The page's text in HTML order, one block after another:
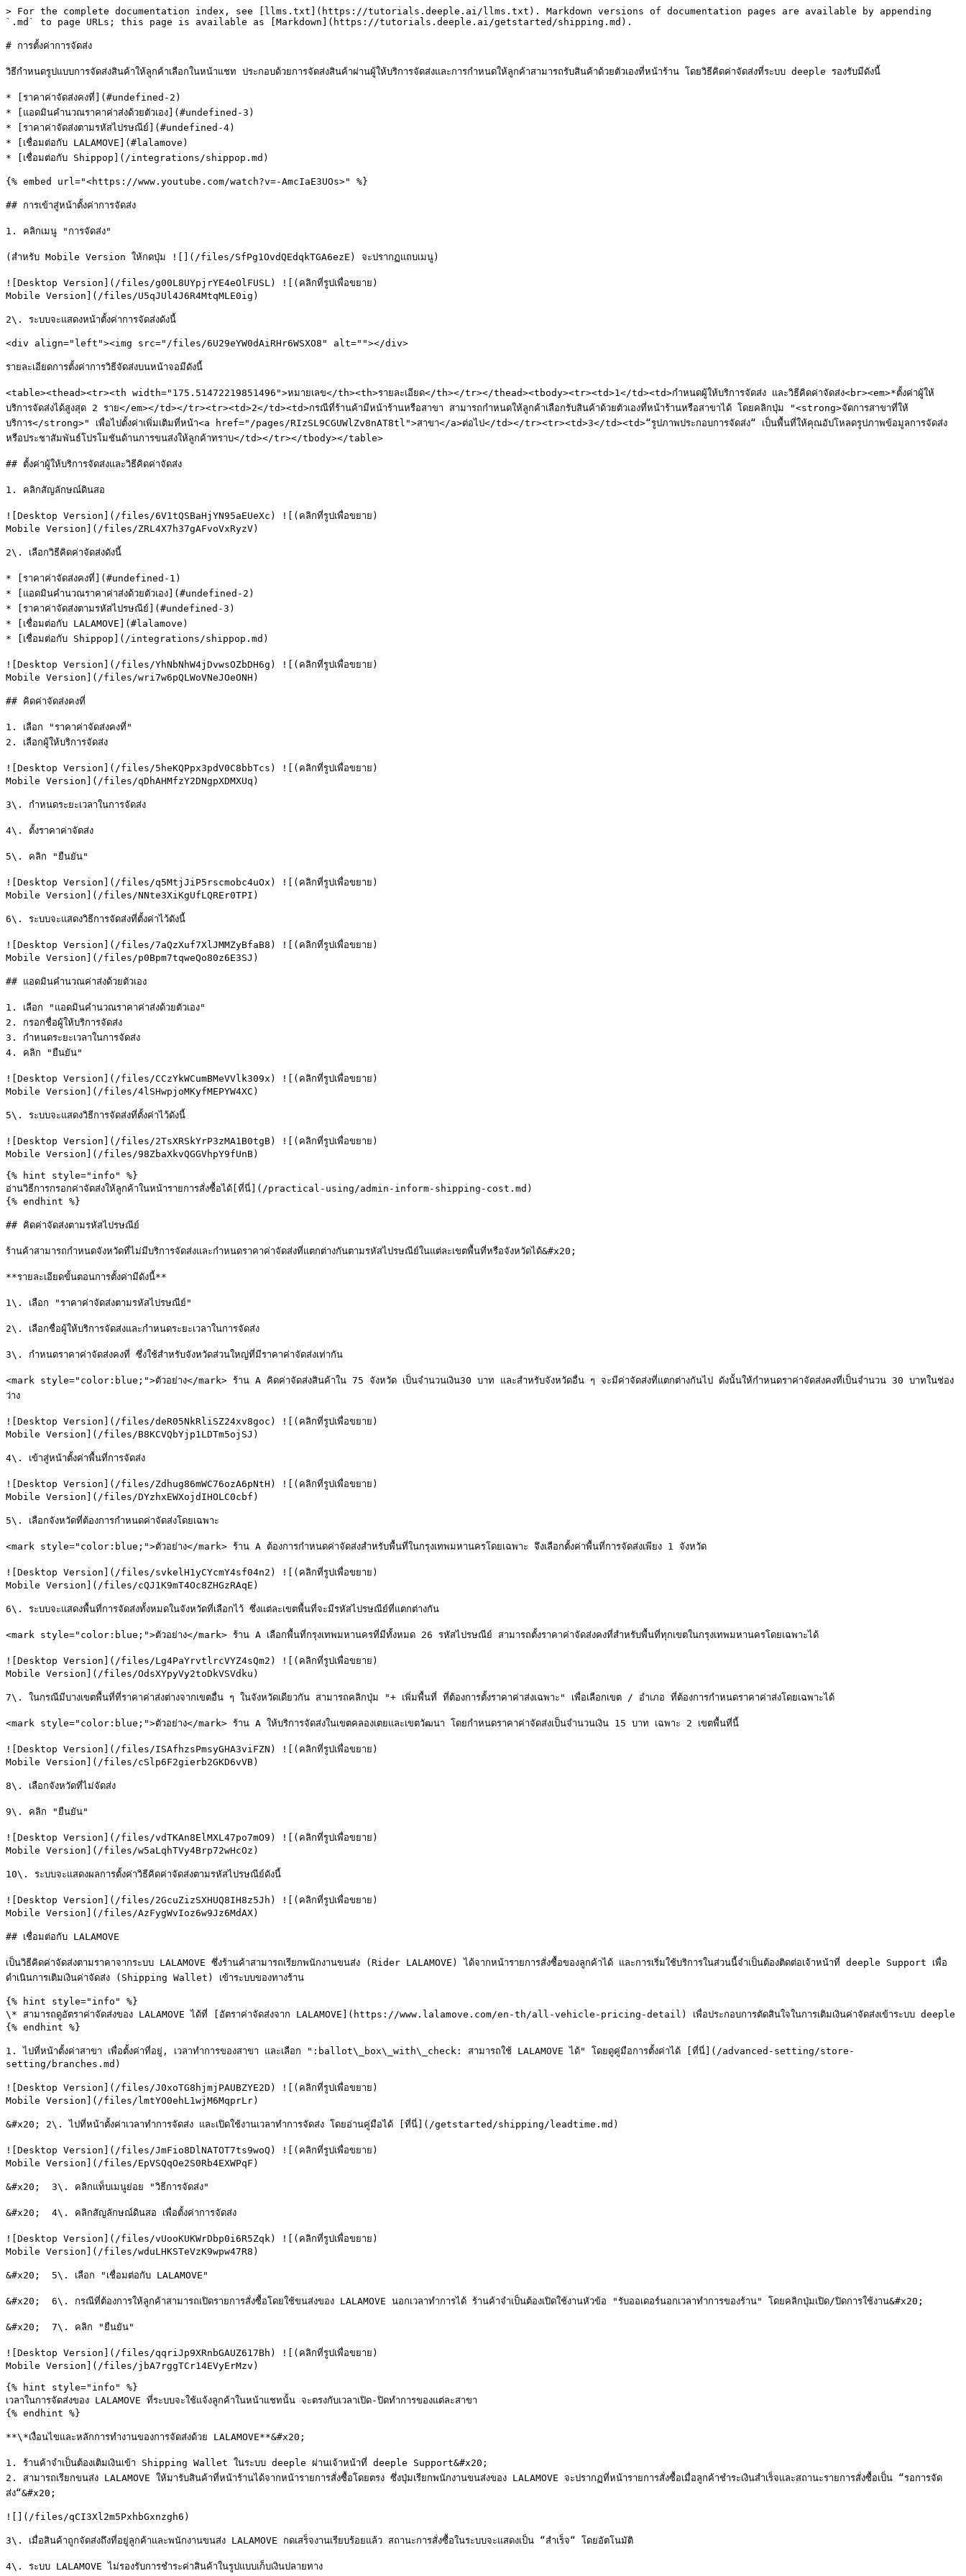
> For the complete documentation index, see [llms.txt](https://tutorials.deeple.ai/llms.txt). Markdown versions of documentation pages are available by appending
`.md` to page URLs; this page is available as [Markdown](https://tutorials.deeple.ai/getstarted/shipping.md).
# การตั้งค่าการจัดส่ง
วิธีกำหนดรูปแบบการจัดส่งสินค้าให้ลูกค้าเลือกในหน้าแชท ประกอบด้วยการจัดส่งสินค้าผ่านผู้ให้บริการจัดส่งและการกำหนดให้ลูกค้าสามารถรับสินค้าด้วยตัวเองที่หน้าร้าน โดยวิธีคิดค่าจัดส่งที่ระบบ deeple รองรับมีดังนี้
* [ราคาค่าจัดส่งคงที่](#undefined-2)
* [แอดมินคำนวณราคาค่าส่งด้วยตัวเอง](#undefined-3)
* [ราคาค่าจัดส่งตามรหัสไปรษณีย์](#undefined-4)
* [เชื่อมต่อกับ LALAMOVE](#lalamove)
* [เชื่อมต่อกับ Shippop](/integrations/shippop.md)
{% embed url="<https://www.youtube.com/watch?v=-AmcIaE3UOs>" %}
## การเข้าสู่หน้าตั้งค่าการจัดส่ง
1. คลิกเมนู "การจัดส่ง"
(สำหรับ Mobile Version ให้กดปุ่ม ![](/files/SfPg1OvdQEdqkTGA6ezE) จะปรากฏแถบเมนู)
![Desktop Version](/files/g00L8UYpjrYE4eOlFUSL) ![(คลิกที่รูปเพื่อขยาย)
Mobile Version](/files/U5qJUl4J6R4MtqMLE0ig)
2\. ระบบจะแสดงหน้าตั้งค่าการจัดส่งดังนี้
<div align="left"><img src="/files/6U29eYW0dAiRHr6WSXO8" alt=""></div>
รายละเอียดการตั้งค่าการวิธีจัดส่งบนหน้าจอมีดังนี้
<table><thead><tr><th width="175.51472219851496">หมายเลข</th><th>รายละเอียด</th></tr></thead><tbody><tr><td>1</td><td>กำหนดผู้ให้บริการจัดส่ง และวิธีคิดค่าจัดส่ง<br><em>*ตั้งค่าผู้ให้
บริการจัดส่งได้สูงสุด 2 ราย</em></td></tr><tr><td>2</td><td>กรณีที่ร้านค้ามีหน้าร้านหรือสาขา สามารถกำหนดให้ลูกค้าเลือกรับสินค้าด้วยตัวเองที่หน้าร้านหรือสาขาได้ โดยคลิกปุ่ม "<strong>จัดการสาขาที่ให้
บริการ</strong>" เพื่อไปตั้งค่าเพิ่มเติมที่หน้า<a href="/pages/RIzSL9CGUWlZv8nAT8tl">สาขา</a>ต่อไป</td></tr><tr><td>3</td><td>“รูปภาพประกอบการจัดส่ง“ เป็นพื้นที่ให้คุณอัปโหลดรูปภาพข้อมูลการจัดส่ง
หรือประชาสัมพันธ์โปรโมชันด้านการขนส่งให้ลูกค้าทราบ</td></tr></tbody></table>
## ตั้งค่าผู้ให้บริการจัดส่งและวิธีคิดค่าจัดส่ง
1. คลิกสัญลักษณ์ดินสอ
![Desktop Version](/files/6V1tQSBaHjYN95aEUeXc) ![(คลิกที่รูปเพื่อขยาย)
Mobile Version](/files/ZRL4X7h37gAFvoVxRyzV)
2\. เลือกวิธีคิดค่าจัดส่งดังนี้
* [ราคาค่าจัดส่งคงที่](#undefined-1)
* [แอดมินคำนวณราคาค่าส่งด้วยตัวเอง](#undefined-2)
* [ราคาค่าจัดส่งตามรหัสไปรษณีย์](#undefined-3)
* [เชื่อมต่อกับ LALAMOVE](#lalamove)
* [เชื่อมต่อกับ Shippop](/integrations/shippop.md)
![Desktop Version](/files/YhNbNhW4jDvwsOZbDH6g) ![(คลิกที่รูปเพื่อขยาย)
Mobile Version](/files/wri7w6pQLWoVNeJOeONH)
## คิดค่าจัดส่งคงที่
1. เลือก "ราคาค่าจัดส่งคงที่"
2. เลือกผู้ให้บริการจัดส่ง
![Desktop Version](/files/5heKQPpx3pdV0C8bbTcs) ![(คลิกที่รูปเพื่อขยาย)
Mobile Version](/files/qDhAHMfzY2DNgpXDMXUq)
3\. กำหนดระยะเวลาในการจัดส่ง
4\. ตั้งราคาค่าจัดส่ง
5\. คลิก "ยืนยัน"
![Desktop Version](/files/q5MtjJiP5rscmobc4uOx) ![(คลิกที่รูปเพื่อขยาย)
Mobile Version](/files/NNte3XiKgUfLQREr0TPI)
6\. ระบบจะแสดงวิธีการจัดส่งที่ตั้งค่าไว้ดังนี้
![Desktop Version](/files/7aQzXuf7XlJMMZyBfaB8) ![(คลิกที่รูปเพื่อขยาย)
Mobile Version](/files/p0Bpm7tqweQo80z6E3SJ)
## แอดมินคำนวณค่าส่งด้วยตัวเอง
1. เลือก "แอดมินคำนวณราคาค่าส่งด้วยตัวเอง"
2. กรอกชื่อผู้ให้บริการจัดส่ง
3. กำหนดระยะเวลาในการจัดส่ง
4. คลิก "ยืนยัน"
![Desktop Version](/files/CCzYkWCumBMeVVlk309x) ![(คลิกที่รูปเพื่อขยาย)
Mobile Version](/files/4lSHwpjoMKyfMEPYW4XC)
5\. ระบบจะแสดงวิธีการจัดส่งที่ตั้งค่าไว้ดังนี้
![Desktop Version](/files/2TsXRSkYrP3zMA1B0tgB) ![(คลิกที่รูปเพื่อขยาย)
Mobile Version](/files/98ZbaXkvQGGVhpY9fUnB)
{% hint style="info" %}
อ่านวิธีการกรอกค่าจัดส่งให้ลูกค้าในหน้ารายการสั่งซื้อได้[ที่นี่](/practical-using/admin-inform-shipping-cost.md)
{% endhint %}
## คิดค่าจัดส่งตามรหัสไปรษณีย์
ร้านค้าสามารถกำหนดจังหวัดที่ไม่มีบริการจัดส่งและกำหนดราคาค่าจัดส่งที่แตกต่างกันตามรหัสไปรษณีย์ในแต่ละเขตพื้นที่หรือจังหวัดได้&#x20;
**รายละเอียดขั้นตอนการตั้งค่ามีดังนี้**
1\. เลือก "ราคาค่าจัดส่งตามรหัสไปรษณีย์"
2\. เลือกชื่อผู้ให้บริการจัดส่งและกำหนดระยะเวลาในการจัดส่ง
3\. กำหนดราคาค่าจัดส่งคงที่ ซึ่งใช้สำหรับจังหวัดส่วนใหญ่ที่มีราคาค่าจัดส่งเท่ากัน
<mark style="color:blue;">ตัวอย่าง</mark> ร้าน A คิดค่าจัดส่งสินค้าใน 75 จังหวัด เป็นจำนวนเงิน30 บาท และสำหรับจังหวัดอื่น ๆ จะมีค่าจัดส่งที่แตกต่างกันไป ดังนั้นให้กำหนดราค่าจัดส่งคงที่เป็นจำนวน 30 บาทในช่อง
ว่าง
![Desktop Version](/files/deR05NkRliSZ24xv8goc) ![(คลิกที่รูปเพื่อขยาย)
Mobile Version](/files/B8KCVQbYjp1LDTm5ojSJ)
4\. เข้าสู่หน้าตั้งค่าพื้นที่การจัดส่ง
![Desktop Version](/files/Zdhug86mWC76ozA6pNtH) ![(คลิกที่รูปเพื่อขยาย)
Mobile Version](/files/DYzhxEWXojdIHOLC0cbf)
5\. เลือกจังหวัดที่ต้องการกำหนดค่าจัดส่งโดยเฉพาะ
<mark style="color:blue;">ตัวอย่าง</mark> ร้าน A ต้องการกำหนดค่าจัดส่งสำหรับพื้นที่ในกรุงเทพมหานครโดยเฉพาะ จึงเลือกตั้งค่าพื้นที่การจัดส่งเพียง 1 จังหวัด
![Desktop Version](/files/svkelH1yCYcmY4sf04n2) ![(คลิกที่รูปเพื่อขยาย)
Mobile Version](/files/cQJ1K9mT4Oc8ZHGzRAqE)
6\. ระบบจะแสดงพื้นที่การจัดส่งทั้งหมดในจังหวัดที่เลือกไว้ ซึ่งแต่ละเขตพื้นที่จะมีรหัสไปรษณีย์ที่แตกต่างกัน
<mark style="color:blue;">ตัวอย่าง</mark> ร้าน A เลือกพื้นที่กรุงเทพมหานครที่มีทั้งหมด 26 รหัสไปรษณีย์ สามารถตั้งราคาค่าจัดส่งคงที่สำหรับพื้นที่ทุกเขตในกรุงเทพมหานครโดยเฉพาะได้
![Desktop Version](/files/Lg4PaYrvtlrcVYZ4sQm2) ![(คลิกที่รูปเพื่อขยาย)
Mobile Version](/files/OdsXYpyVy2toDkVSVdku)
7\. ในกรณีมีบางเขตพื้นที่ที่ราคาค่าส่งต่างจากเขตอื่น ๆ ในจังหวัดเดียวกัน สามารถคลิกปุ่ม "+ เพิ่มพื้นที่ ที่ต้องการตั้งราคาค่าส่งเฉพาะ" เพื่อเลือกเขต / อำเภอ ที่ต้องการกำหนดราคาค่าส่งโดยเฉพาะได้
<mark style="color:blue;">ตัวอย่าง</mark> ร้าน A ให้บริการจัดส่งในเขตคลองเตยและเขตวัฒนา โดยกำหนดราคาค่าจัดส่งเป็นจำนวนเงิน 15 บาท เฉพาะ 2 เขตพื้นที่นี้
![Desktop Version](/files/ISAfhzsPmsyGHA3viFZN) ![(คลิกที่รูปเพื่อขยาย)
Mobile Version](/files/cSlp6F2gierb2GKD6vVB)
8\. เลือกจังหวัดที่ไม่จัดส่ง
9\. คลิก "ยืนยัน"
![Desktop Version](/files/vdTKAn8ElMXL47po7mO9) ![(คลิกที่รูปเพื่อขยาย)
Mobile Version](/files/w5aLqhTVy4Brp72wHcOz)
10\. ระบบจะแสดงผลการตั้งค่าวิธีคิดค่าจัดส่งตามรหัสไปรษณีย์ดังนี้
![Desktop Version](/files/2GcuZizSXHUQ8IH8z5Jh) ![(คลิกที่รูปเพื่อขยาย)
Mobile Version](/files/AzFygWvIoz6w9Jz6MdAX)
## เชื่อมต่อกับ LALAMOVE
เป็นวิธีคิดค่าจัดส่งตามราคาจากระบบ LALAMOVE ซึ่งร้านค้าสามารถเรียกพนักงานขนส่ง (Rider LALAMOVE) ได้จากหน้ารายการสั่งซื้อของลูกค้าได้ และการเริ่มใช้บริการในส่วนนี้จำเป็นต้องติดต่อเจ้าหน้าที่ deeple Support เพื่อ
ดำเนินการเติมเงินค่าจัดส่ง (Shipping Wallet) เข้าระบบของทางร้าน
{% hint style="info" %}
\* สามารถดูอัตราค่าจัดส่งของ LALAMOVE ได้ที่ [อัตราค่าจัดส่งจาก LALAMOVE](https://www.lalamove.com/en-th/all-vehicle-pricing-detail) เพื่อประกอบการตัดสินใจในการเติมเงินค่าจัดส่งเข้าระบบ deeple
{% endhint %}
1. ไปที่หน้าตั้งค่าสาขา เพื่อตั้งค่าที่อยู่, เวลาทำการของสาขา และเลือก ":ballot\_box\_with\_check: สามารถใช้ LALAMOVE ได้" โดยดูคู่มือการตั้งค่าได้ [ที่นี่](/advanced-setting/store-
setting/branches.md)
![Desktop Version](/files/J0xoTG8hjmjPAUBZYE2D) ![(คลิกที่รูปเพื่อขยาย)
Mobile Version](/files/lmtYO0ehL1wjM6MqprLr)
&#x20; 2\. ไปที่หน้าตั้งค่าเวลาทำการจัดส่ง และเปิดใช้งานเวลาทำการจัดส่ง โดยอ่านคู่มือได้ [ที่นี่](/getstarted/shipping/leadtime.md)
![Desktop Version](/files/JmFio8DlNATOT7ts9woQ) ![(คลิกที่รูปเพื่อขยาย)
Mobile Version](/files/EpVSQqOe2S0Rb4EXWPqF)
&#x20;  3\. คลิกแท็บเมนูย่อย "วิธีการจัดส่ง"
&#x20;  4\. คลิกสัญลักษณ์ดินสอ เพื่อตั้งค่าการจัดส่ง
![Desktop Version](/files/vUooKUKWrDbp0i6R5Zqk) ![(คลิกที่รูปเพื่อขยาย)
Mobile Version](/files/wduLHKSTeVzK9wpw47R8)
&#x20;  5\. เลือก "เชื่อมต่อกับ LALAMOVE"
&#x20;  6\. กรณีที่ต้องการให้ลูกค้าสามารถเปิดรายการสั่งซื้อโดยใช้ขนส่งของ LALAMOVE นอกเวลาทำการได้ ร้านค้าจำเป็นต้องเปิดใช้งานหัวข้อ "รับออเดอร์นอกเวลาทำการของร้าน" โดยคลิกปุ่มเปิด/ปิดการใช้งาน&#x20;
&#x20;  7\. คลิก "ยืนยัน"
![Desktop Version](/files/qqriJp9XRnbGAUZ617Bh) ![(คลิกที่รูปเพื่อขยาย)
Mobile Version](/files/jbA7rggTCr14EVyErMzv)
{% hint style="info" %}
เวลาในการจัดส่งของ LALAMOVE ที่ระบบจะใช้แจ้งลูกค้าในหน้าแชทนั้น จะตรงกับเวลาเปิด-ปิดทำการของแต่ละสาขา
{% endhint %}
**\*เงื่อนไขและหลักการทำงานของการจัดส่งด้วย LALAMOVE**&#x20;
1. ร้านค้าจำเป็นต้องเติมเงินเข้า Shipping Wallet ในระบบ deeple ผ่านเจ้าหน้าที่ deeple Support&#x20;
2. สามารถเรียกขนส่ง LALAMOVE ให้มารับสินค้าที่หน้าร้านได้จากหน้ารายการสั่งซื้อโดยตรง ซึ่งปุ่มเรียกพนักงานขนส่งของ LALAMOVE จะปรากฏที่หน้ารายการสั่งซื้อเมื่อลูกค้าชำระเงินสำเร็จและสถานะรายการสั่งซื้อเป็น “รอการจัด
ส่ง“&#x20;
![](/files/qCI3Xl2m5PxhbGxnzgh6)
3\. เมื่อสินค้าถูกจัดส่งถึงที่อยู่ลูกค้าและพนักงานขนส่ง LALAMOVE กดเสร็จงานเรียบร้อยแล้ว สถานะการสั่งซื้อในระบบจะแสดงเป็น “สำเร็จ“ โดยอัตโนมัติ
4\. ระบบ LALAMOVE ไม่รองรับการชำระค่าสินค้าในรูปแบบเก็บเงินปลายทาง